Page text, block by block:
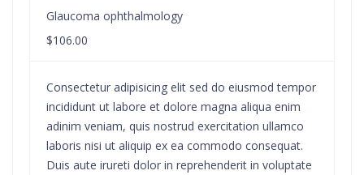
Glaucoma ophthalmology
$106.00
Consectetur adipisicing elit sed do eiusmod tempor
incididunt ut labore et dolore magna aliqua enim
adinim veniam, quis nostrud exercitation ullamco
laboris nisi ut aliquip ex ea commodo consequat.
Duis aute irureti dolor in reprehenderit in voluptate